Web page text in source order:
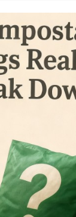
y OK Compost